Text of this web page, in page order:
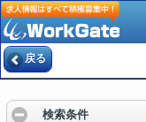
戻る
検索条件